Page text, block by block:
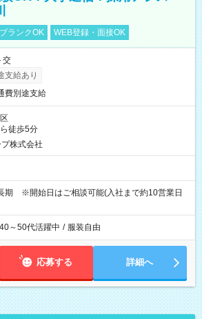
ブランクOK WEB登録・面接OK
交
支給あり
費別途支給
徒歩5分
株式会社
期 ※開始日はご相談可能(入社まで約10営業日
40～50代活躍中 / 服装自由
応募する 詳細へ